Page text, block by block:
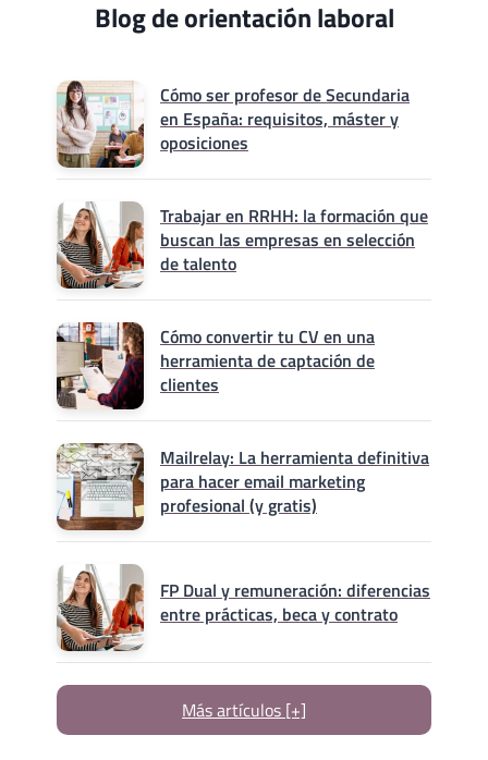
Blog de orientación laboral
Cómo ser profesor de Secundaria
en España: requisitos, máster y
oposiciones
Trabajar en RRHH: la formación que
buscan las empresas en selección
de talento
Cómo convertir tu CV en una
herramienta de captación de
clientes
Mailrelay: La herramienta definitiva
para hacer email marketing
profesional (y gratis)
FP Dual y remuneración: diferencias
entre prácticas, beca y contrato
Más artículos [+]